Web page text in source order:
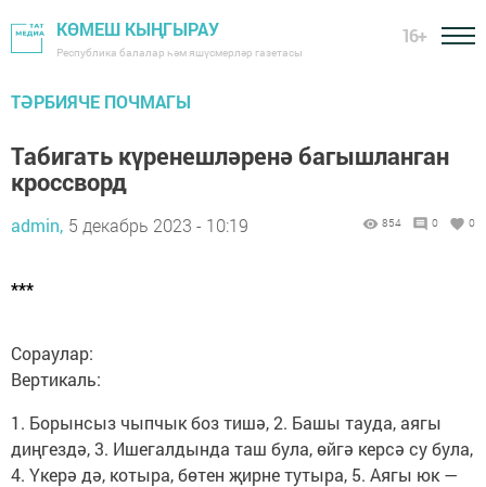
КӨМЕШ КЫҢГЫРАУ
Республика балалар һәм яшүсмерләр газетасы
16+
ТӘРБИЯЧЕ ПОЧМАГЫ
Табигать күренешләренә багышланган
кроссворд
admin, 5 декабрь 2023 - 10:19 854 0 0
***
Сораулар:
Вертикаль:
1. Борынсыз чыпчык боз тишә, 2. Башы тауда, аягы
диңгездә, 3. Ишегалдында таш була, өйгә керсә су була,
4. Үкерә дә, котыра, бөтен җирне тутыра, 5. Аягы юк —